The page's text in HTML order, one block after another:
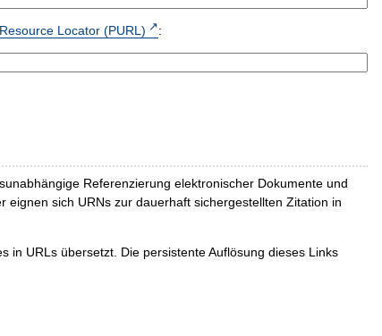
Locator (PURL) :
Referenzierung elektronischer Dokumente und
eignen sich URNs zur dauerhaft sichergestellten Zitation in
in URLs übersetzt. Die persistente Auflösung dieses Links